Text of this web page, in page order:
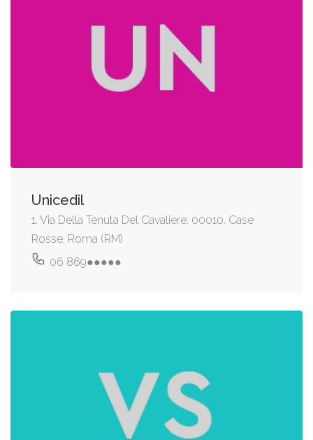
Unicedil
1, Via Della Tenuta Del Cavaliere, 00010, Case
Rosse, Roma (RM)
06 869●●●●●